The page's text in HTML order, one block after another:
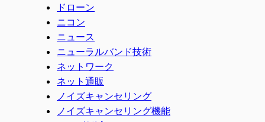
ドローン
ニコン
ニュース
ニューラルバンド技術
ネットワーク
ネット通販
ノイズキャンセリング
ノイズキャンセリング機能